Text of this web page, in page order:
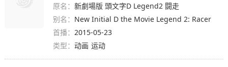
原名：新劇場版 頭文字D Legend2 闘走
别名： New Initial D the Movie Legend 2: Racer
首播：2015-05-23
类型：动画 运动